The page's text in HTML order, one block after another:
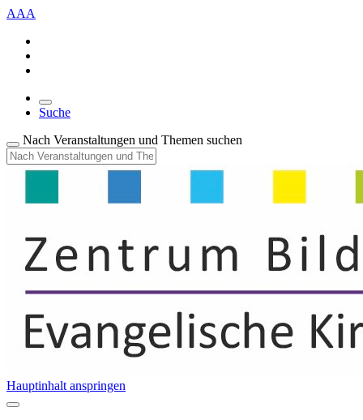
AAA
Suche
Nach Veranstaltungen und Themen suchen
Hauptinhalt anspringen